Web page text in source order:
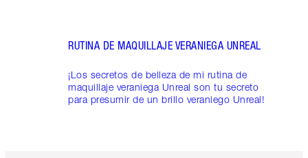
RUTINA DE MAQUILLAJE VERANIEGA UNREAL
¡Los secretos de belleza de mi rutina de
maquillaje veraniega Unreal son tu secreto
para presumir de un brillo veraniego Unreal!